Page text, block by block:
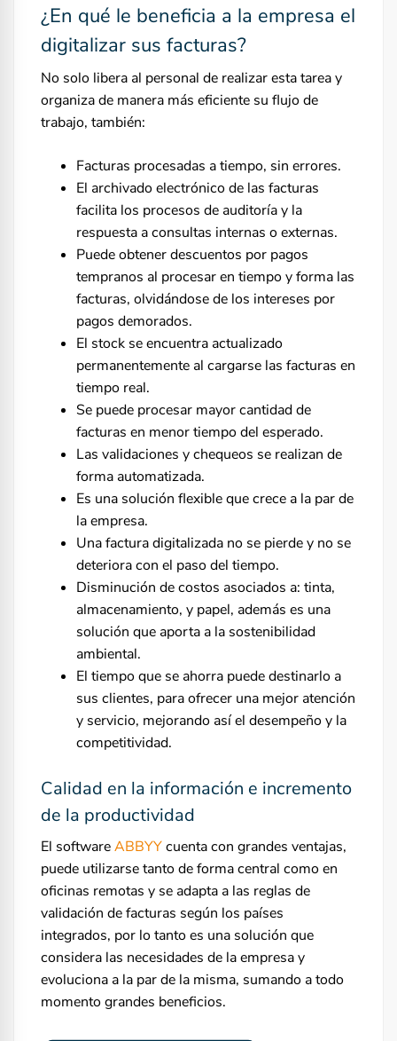
¿En qué le beneficia a la empresa el
digitalizar sus facturas?
No solo libera al personal de realizar esta tarea y
organiza de manera más eficiente su flujo de
trabajo, también:
Facturas procesadas a tiempo, sin errores.
El archivado electrónico de las facturas
facilita los procesos de auditoría y la
respuesta a consultas internas o externas.
Puede obtener descuentos por pagos
tempranos al procesar en tiempo y forma las
facturas, olvidándose de los intereses por
pagos demorados.
El stock se encuentra actualizado
permanentemente al cargarse las facturas en
tiempo real.
Se puede procesar mayor cantidad de
facturas en menor tiempo del esperado.
Las validaciones y chequeos se realizan de
forma automatizada.
Es una solución flexible que crece a la par de
la empresa.
Una factura digitalizada no se pierde y no se
deteriora con el paso del tiempo.
Disminución de costos asociados a: tinta,
almacenamiento, y papel, además es una
solución que aporta a la sostenibilidad
ambiental.
El tiempo que se ahorra puede destinarlo a
sus clientes, para ofrecer una mejor atención
y servicio, mejorando así el desempeño y la
competitividad.
Calidad en la información e incremento
de la productividad
El softwareABBYYcuenta con grandes ventajas,
puede utilizarse tanto de forma central como en
oficinas remotas y se adapta a las reglas de
validación de facturas según los países
integrados, por lo tanto es una solución que
considera las necesidades de la empresa y
evoluciona a la par de la misma, sumando a todo
momento grandes beneficios.